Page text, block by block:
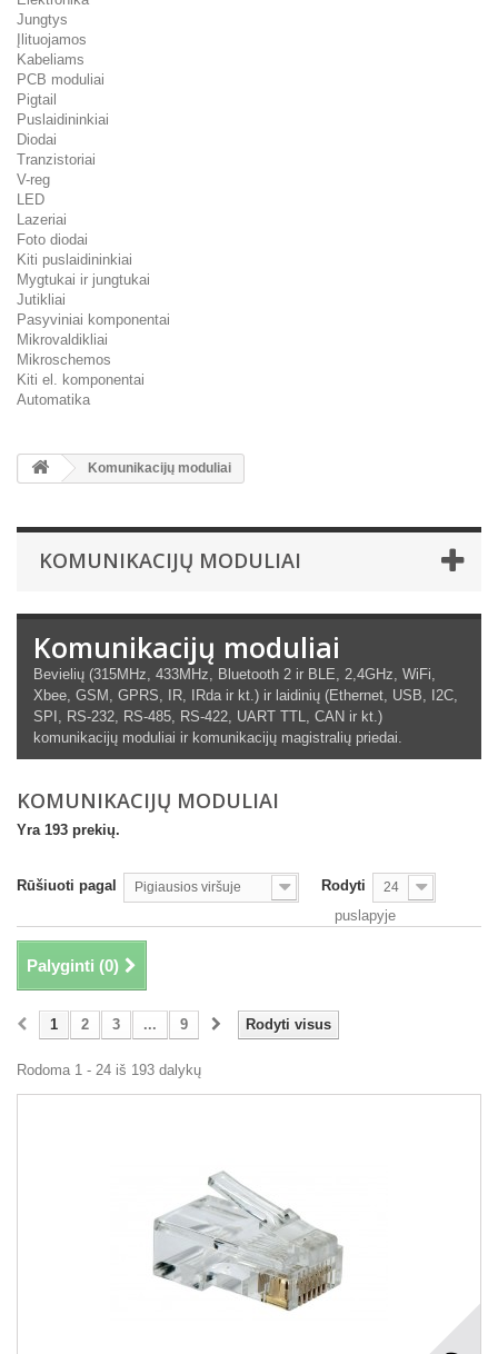
Jungtys
Įlituojamos
Kabeliams
PCB moduliai
Pigtail
Puslaidininkiai
Diodai
Tranzistoriai
V-reg
LED
Lazeriai
Foto diodai
Kiti puslaidininkiai
Mygtukai ir jungtukai
Jutikliai
Pasyviniai komponentai
Mikrovaldikliai
Mikroschemos
Kiti el. komponentai
Automatika
Komunikacijų moduliai
KOMUNIKACIJŲ MODULIAI
Komunikacijų moduliai
Bevielių (315MHz, 433MHz, Bluetooth 2 ir BLE, 2,4GHz, WiFi,
Xbee, GSM, GPRS, IR, IRda ir kt.) ir laidinių (Ethernet, USB, I2C,
SPI, RS-232, RS-485, RS-422, UART TTL, CAN ir kt.)
komunikacijų moduliai ir komunikacijų magistralių priedai.
KOMUNIKACIJŲ MODULIAI
Yra 193 prekių.
Rūšiuoti pagal Pigiausios viršuje Rodyti 24
puslapyje
Palyginti (0)
Rodyti visus
1 2 3 ... 9
Rodoma 1 - 24 iš 193 dalykų